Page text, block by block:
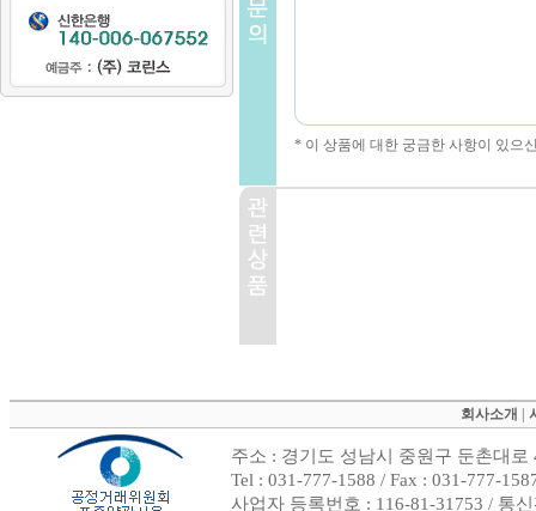
* 이 상품에 대한 궁금한 사항이 있으
회사소개
주소 : 경기도 성남시 중원구 둔촌대
Tel : 031-777-1588 / Fax : 031-777-
사업자 등록번호 : 116-81-31753 / 통